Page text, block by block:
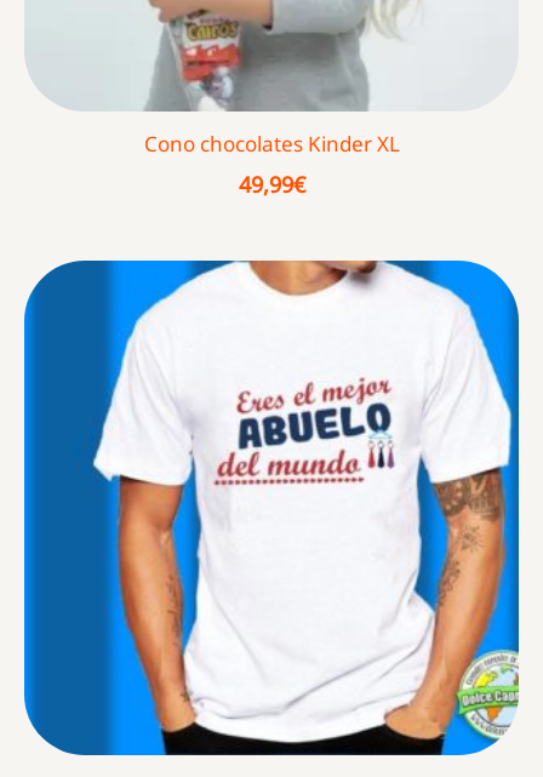
Cono chocolates Kinder XL
49,99€